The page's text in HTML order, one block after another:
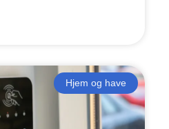
Hjem og have